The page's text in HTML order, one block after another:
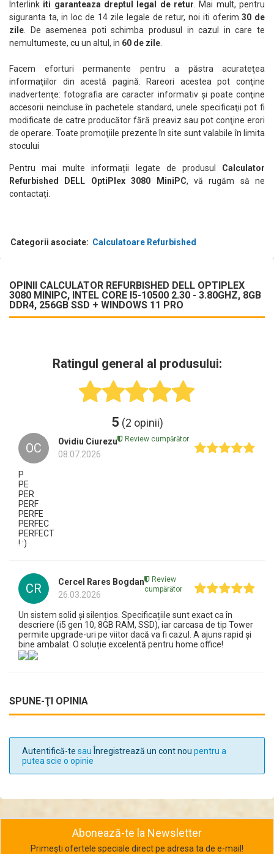
Interlink iti garanteaza dreptul legal de retur. Mai mult, pentru
siguranta ta, in loc de 14 zile legale de retur, noi iti oferim30 de
zile. De asemenea poti schimba produsul in cazul in care te
nemultumeste, cu un altul, in 60 de zile.
Facem eforturi permanente pentru a păstra acurateţea
informaţiilor din acestă pagină. Rareori acestea pot conţine
inadvertenţe: fotografia are caracter informativ şi poate conţine
accesorii neincluse în pachetele standard, unele specificaţii pot fi
modificate de catre producător fără preaviz sau pot conţine erori
de operare. Toate promoţiile prezente în site sunt valabile în limita
stocului
Pentru mai multe informații legate de produsul Calculator
Refurbished DELL OptiPlex 3080 MiniPC, vă rugăm să ne
contactați.
Categorii asociate: Calculatoare Refurbished
OPINII CALCULATOR REFURBISHED DELL OPTIPLEX
3080 MINIPC, INTEL CORE I5-10500 2.30 - 3.80GHZ, 8GB
DDR4, 256GB SSD + WINDOWS 11 PRO
Ratingul general al produsului:
5 (2 opinii)
OC
Ovidiu Ciurezu
08.07.2026
Review cumpărător
P
PE
PER
PERF
PERFE
PERFEC
PERFECT
! :)
CR
Cercel Rares Bogdan
26.03.2026
Review
cumpărător
Un sistem solid și silențios. Specificațiile sunt exact ca în
descriere (i5 gen 10, 8GB RAM, SSD), iar carcasa de tip Tower
permite upgrade-uri pe viitor dacă va fi cazul. A ajuns rapid și
bine ambalat. O soluție excelentă pentru home office!
SPUNE-ŢI OPINIA
Autentifică-te sauÎnregistrează un cont nou pentru a
putea scie o opinie
Abonează-te la Newsletter
Primești ofertele speciale direct pe adresa ta de e-mail!